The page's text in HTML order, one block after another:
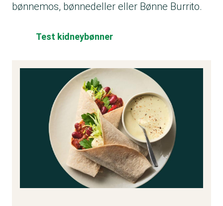
bønnemos, bønnedeller eller Bønne Burrito.
Test kidneybønner